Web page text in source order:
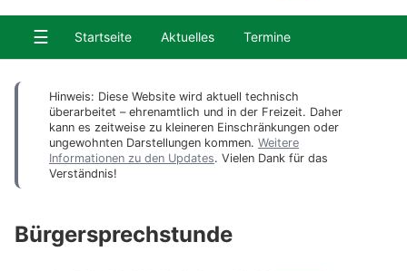
☰ Startseite Aktuelles Termine
Hinweis: Diese Website wird aktuell technisch
überarbeitet – ehrenamtlich und in der Freizeit. Daher
kann es zeitweise zu kleineren Einschränkungen oder
ungewohnten Darstellungen kommen. Weitere
Informationen zu den Updates. Vielen Dank für das
Verständnis!
Bürgersprechstunde